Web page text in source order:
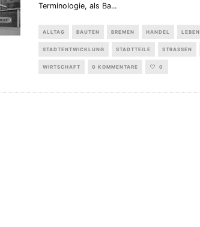
Terminologie, als Ba...
ALLTAG BAUTEN BREMEN HANDEL LEBEN
STADTENTWICKLUNG STADTTEILE STRASSEN
WIRTSCHAFT 0 KOMMENTARE 0